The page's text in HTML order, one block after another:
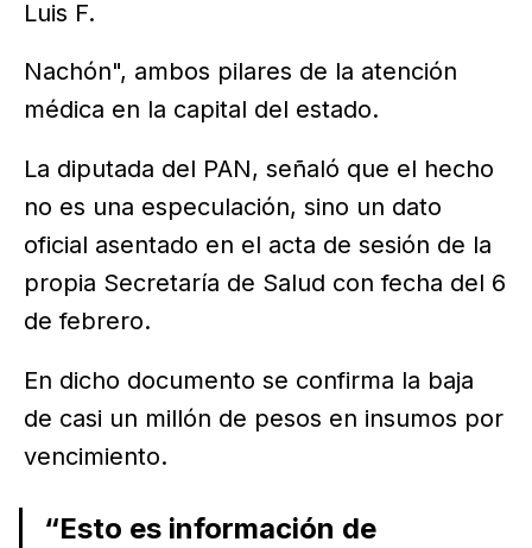
Luis F.
Nachón", ambos pilares de la atención
médica en la capital del estado.
La diputada del PAN, señaló que el hecho
no es una especulación, sino un dato
oficial asentado en el acta de sesión de la
propia Secretaría de Salud con fecha del 6
de febrero.
En dicho documento se confirma la baja
de casi un millón de pesos en insumos por
vencimiento.
“Esto es información de